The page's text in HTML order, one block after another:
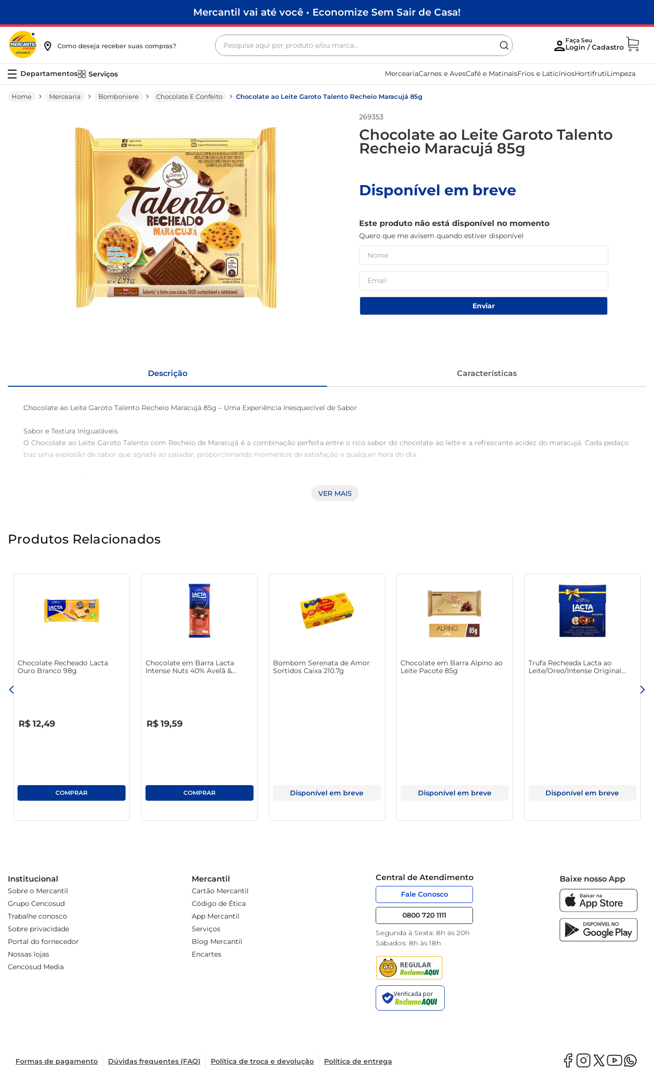
Mercantil vai até você • Economize Sem Sair de Casa!
Como deseja receber suas compras?
Pesquise aqui por produto e/ou marca...
Serviços MerceariaCarnes e AvesCafé e MatinaisFrios e LaticíniosHortifrutiLimpeza
Mercearia Bomboniere Chocolate E Confeito Chocolate ao Leite Garoto Talento Recheio Maracujá 85g
269353
Chocolate ao Leite Garoto Talento
Recheio Maracujá 85g
Disponível em breve
Este produto não está disponível no momento
Quero que me avisem quando estiver disponível
Enviar
Descrição Características
Chocolate ao Leite Garoto Talento Recheio Maracujá 85g – Uma Experiência Inesquecível de Sabor
Sabor e Textura Inigualáveis
O Chocolate ao Leite Garoto Talento com Recheio de Maracujá é a combinação perfeita entre o rico sabor do chocolate ao leite e a refrescante acidez do maracujá. Cada pedaço
traz uma explosão de sabor que agrada ao paladar, proporcionando momentos de satisfação a qualquer hora do dia.
O contraste entre a suavidade do chocolate e o toque frutado do maracujá cria uma experiência sensorial única. O recheio cremoso se destaca a cada mordida, fazendo com que
A embalagem de 85g é perfeita para compartilhar ou para momentos individuais de prazer. O formato permite que você leve esse chocolate para onde quiser, seja no bolso, na
Experimente o Chocolate ao Leite Garoto Talento Recheio Maracujá e descubra o equilíbrio entre o sabor doce e o leve toque cítrico. Ideal para acompanhar uma xícara de café ou
para ser degustado em um momento de descontração, cada pedaço é uma oportunidade de viver um momento especial.
Seja na hora da sobremesa, como acompanhamento em momentos de lazer ou até mesmo como um agrado para o dia a dia, este chocolate é uma escolha que traz alegria e
VER MAIS
Produtos Relacionados
Chocolate Recheado Lacta
Ouro Branco 98g
R$ 12,49
Chocolate em Barra Lacta
Intense Nuts 40% Avelã &
R$ 19,59
Bombom Serenata de Amor
Sortidos Caixa 210.7g
Disponível em breve
Chocolate em Barra Alpino ao
Leite Pacote 85g
Disponível em breve
Trufa Recheada Lacta ao
Leite/Oreo/Intense Original
Disponível em breve
Institucional
Sobre o Mercantil
Grupo Cencosud
Trabalhe conosco
Sobre privacidade
Portal do fornecedor
Nossas lojas
Cencosud Media
Mercantil
Cartão Mercantil
Código de Ética
App Mercantil
Serviços
Blog Mercantil
Encartes
Central de Atendimento
Fale Conosco
0800 720 1111
Segunda à Sexta: 8h às 20h
Sábados: 8h às 18h
Baixe nosso App
Formas de pagamento Dúvidas frequentes (FAQ) Política de troca e devolução Política de entrega
frango
papel higiênico
leite pó
feijão
leite condensado
sabão pó
café
macarrão